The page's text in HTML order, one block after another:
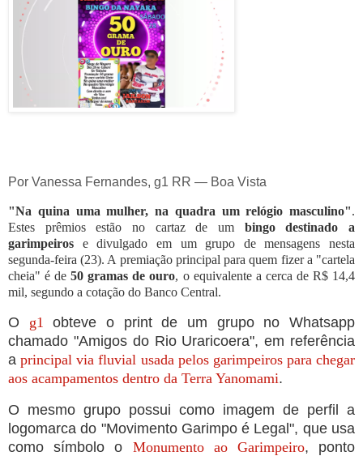
Por Vanessa Fernandes, g1 RR — Boa Vista
"Na quina uma mulher, na quadra um relógio masculino".
Estes prêmios estão no cartaz de um bingo destinado a
garimpeiros e divulgado em um grupo de mensagens nesta
segunda-feira (23). A premiação principal para quem fizer a "cartela
cheia" é de50 gramas de ouro, o equivalente a cerca de R$ 14,4
mil, segundo a cotação do Banco Central.
O g1 obteve o print de um grupo no Whatsapp
chamado "Amigos do Rio Uraricoera", em referência
a principal via fluvial usada pelos garimpeiros para chegar
aos acampamentos dentro da Terra Yanomami.
O mesmo grupo possui como imagem de perfil a
logomarca do "Movimento Garimpo é Legal", que usa
como símbolo o Monumento ao Garimpeiro, ponto